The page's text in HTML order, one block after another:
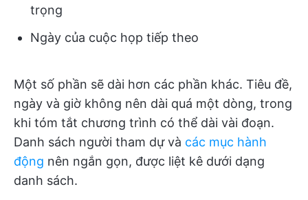
trọng
Ngày của cuộc họp tiếp theo
Một số phần sẽ dài hơn các phần khác. Tiêu đề,
ngày và giờ không nên dài quá một dòng, trong
khi tóm tắt chương trình có thể dài vài đoạn.
Danh sách người tham dự và các mục hành
động nên ngắn gọn, được liệt kê dưới dạng
danh sách.